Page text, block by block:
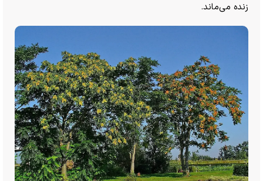
زنده می‌ماند.